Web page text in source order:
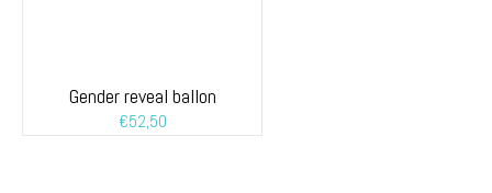
Gender reveal ballon
€52,50